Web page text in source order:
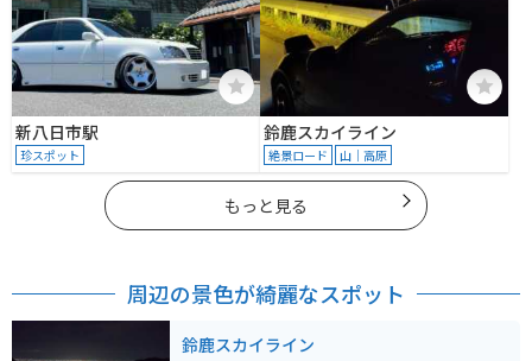
新八日市駅
珍スポット
鈴鹿スカイライン
絶景ロード 山｜高原
もっと見る
周辺の景色が綺麗なスポット
鈴鹿スカイライン